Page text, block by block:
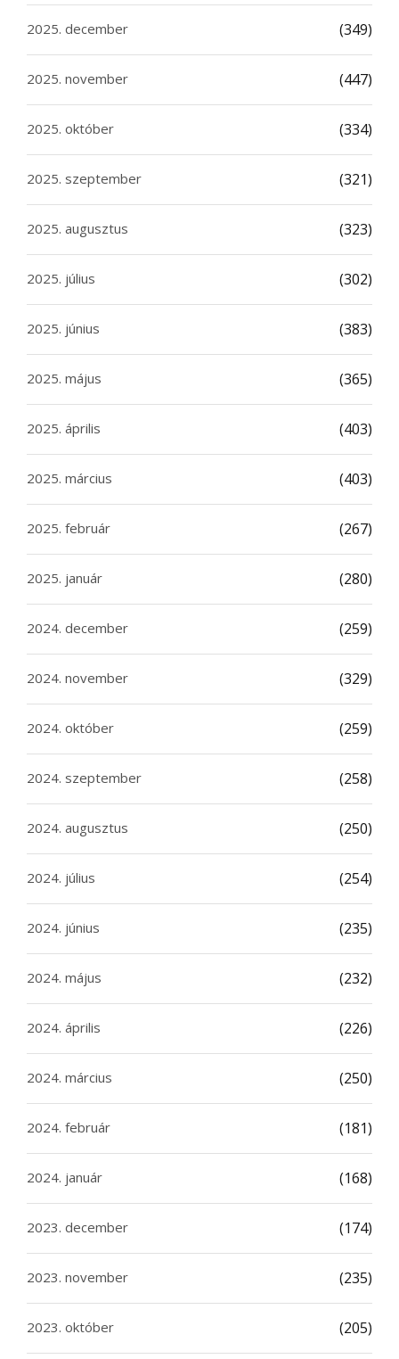
2025. december (349)
2025. november (447)
2025. október (334)
2025. szeptember (321)
2025. augusztus (323)
2025. július (302)
2025. június (383)
2025. május (365)
2025. április (403)
2025. március (403)
2025. február (267)
2025. január (280)
2024. december (259)
2024. november (329)
2024. október (259)
2024. szeptember (258)
2024. augusztus (250)
2024. július (254)
2024. június (235)
2024. május (232)
2024. április (226)
2024. március (250)
2024. február (181)
2024. január (168)
2023. december (174)
2023. november (235)
2023. október (205)